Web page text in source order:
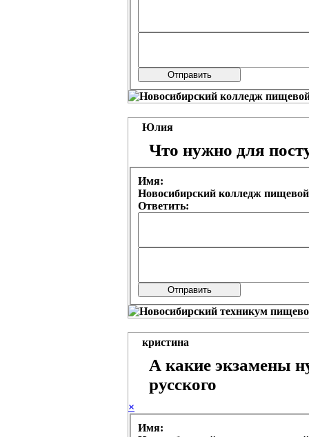
Юлия
Что нужно для
Имя:
Новосибирский колледж
Ответить:
кристина
А какие экзамены
русского
×
Имя: